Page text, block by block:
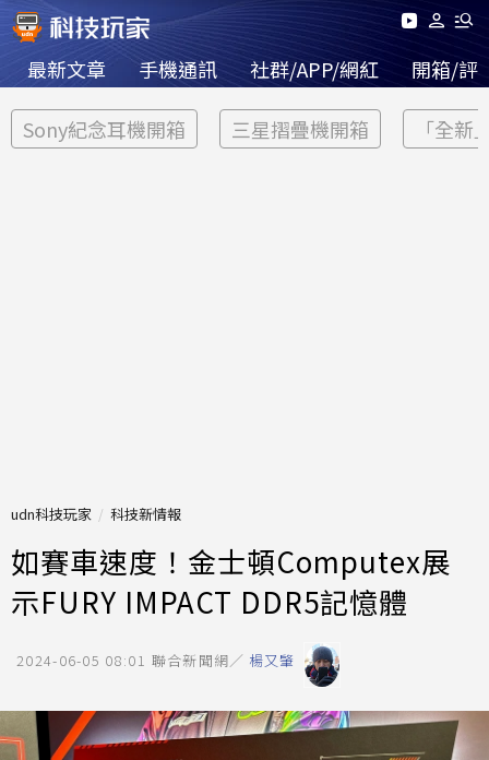
最新文章 手機通訊 社群/APP/網紅 開箱/評
Sony紀念耳機開箱 三星摺疊機開箱 「全新
udn科技玩家 科技新情報
如賽車速度！金士頓Computex展
示FURY IMPACT DDR5記憶體
2024-06-05 08:01 聯合新聞網／ 楊又肇